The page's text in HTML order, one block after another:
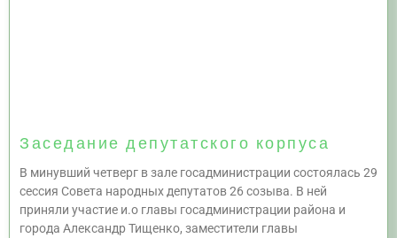
Заседание депутатского корпуса
В минувший четверг в зале госадминистрации состоялась 29
сессия Совета народных депутатов 26 созыва. В ней
приняли участие и.о главы госадминистрации района и
города Александр Тищенко, заместители главы